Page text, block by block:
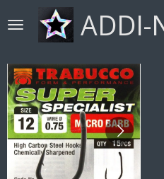
direct
de
hoofdinhoud
ADDI-